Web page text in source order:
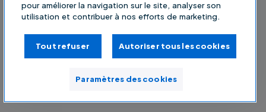
pour améliorer la navigation sur le site, analyser son
utilisation et contribuer à nos efforts de marketing.
Tout refuser Autoriser tous les cookies
Paramètres des cookies